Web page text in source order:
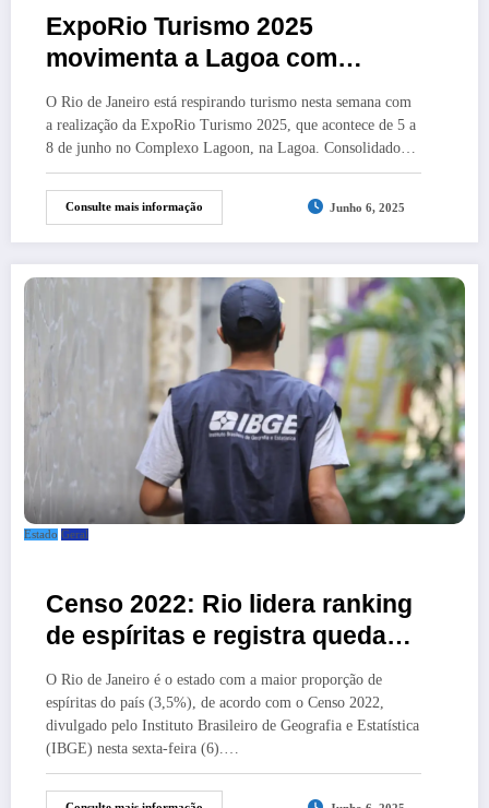
ExpoRio Turismo 2025
movimenta a Lagoa com
experiências, cultura e debates
sobre o futuro do setor
O Rio de Janeiro está respirando turismo nesta semana com
a realização da ExpoRio Turismo 2025, que acontece de 5 a
8 de junho no Complexo Lagoon, na Lagoa. Consolidado…
Consulte mais informação Junho 6, 2025
Estado Geral
Censo 2022: Rio lidera ranking
de espíritas e registra queda
de católicos
O Rio de Janeiro é o estado com a maior proporção de
espíritas do país (3,5%), de acordo com o Censo 2022,
divulgado pelo Instituto Brasileiro de Geografia e Estatística
(IBGE) nesta sexta-feira (6).…